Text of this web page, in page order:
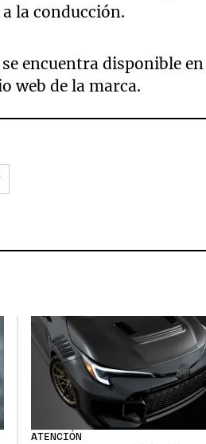
la conducción.
encuentra disponible
web de la marca.
ATENCIÓN